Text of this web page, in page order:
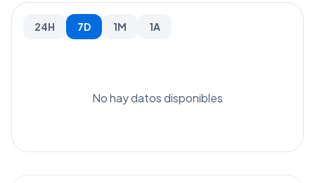
24H 7D 1M 1A
No hay datos disponibles